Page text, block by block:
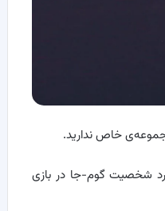
خاص ندارید.
شخصیت گوم-جا در بازی